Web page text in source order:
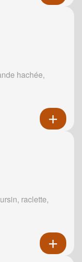
hachée,
raclette,